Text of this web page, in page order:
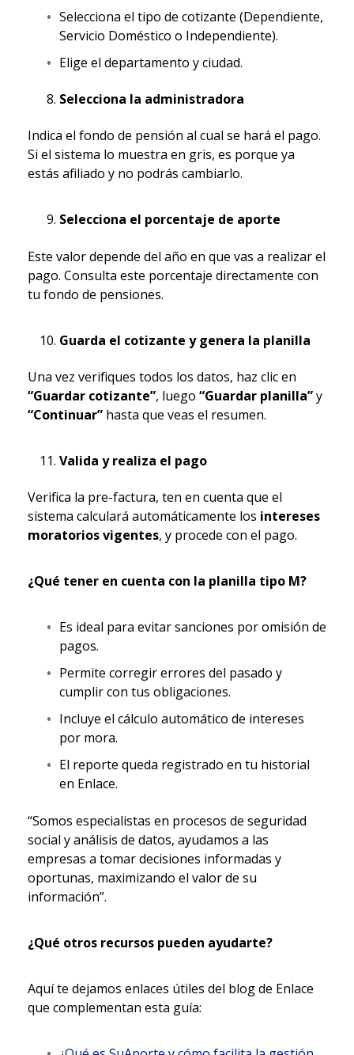
Selecciona el tipo de cotizante (Dependiente,
Servicio Doméstico o Independiente).
Elige el departamento y ciudad.
Selecciona la administradora
Indica el fondo de pensión al cual se hará el pago.
Si el sistema lo muestra en gris, es porque ya
estás afiliado y no podrás cambiarlo.
Selecciona el porcentaje de aporte
Este valor depende del año en que vas a realizar el
pago. Consulta este porcentaje directamente con
tu fondo de pensiones.
Guarda el cotizante y genera la planilla
Una vez verifiques todos los datos, haz clic en
“Guardar cotizante”, luego “Guardar planilla”y
“Continuar” hasta que veas el resumen.
Valida y realiza el pago
Verifica la pre-factura, ten en cuenta que el
sistema calculará automáticamente los intereses
moratorios vigentes, y procede con el pago.
¿Qué tener en cuenta con la planilla tipo M?
Es ideal para evitar sanciones por omisión de
pagos.
Permite corregir errores del pasado y
cumplir con tus obligaciones.
Incluye el cálculo automático de intereses
por mora.
El reporte queda registrado en tu historial
en Enlace.
“Somos especialistas en procesos de seguridad
social y análisis de datos, ayudamos a las
empresas a tomar decisiones informadas y
oportunas, maximizando el valor de su
información”.
¿Qué otros recursos pueden ayudarte?
Aquí te dejamos enlaces útiles del blog de Enlace
que complementan esta guía: